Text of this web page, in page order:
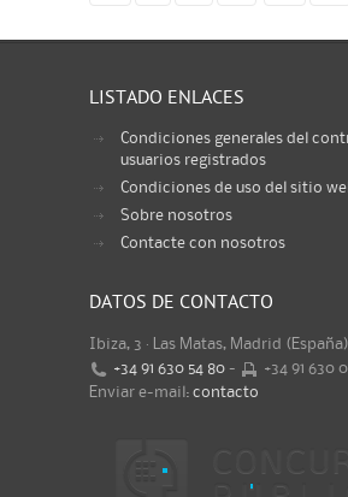
LISTADO ENLACES
Condiciones generales del
usuarios registrados
Condiciones de uso del sitio
Sobre nosotros
Contacte con nosotros
DATOS DE CONTACTO
Ibiza, 3 · Las Matas, Madrid (España)
+34 91 630 54 80 -
+34 91 630
Enviar e-mail: contacto